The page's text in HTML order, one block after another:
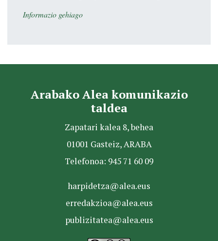
Informazio gehiago
Arabako Alea komunikazio
taldea
Zapatari kalea 8, behea
01001 Gasteiz, ARABA
Telefonoa: 945 71 60 09
harpidetza@alea.eus
erredakzioa@alea.eus
publizitatea@alea.eus